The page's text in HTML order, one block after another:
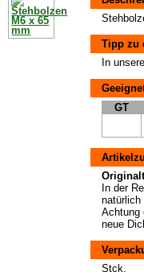
Tipp zu
In
GT
In der
natürlich
Achtung
neue
Stck.